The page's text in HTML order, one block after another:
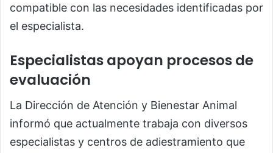
compatible con las necesidades identificadas por
el especialista.
Especialistas apoyan procesos de
evaluación
La Dirección de Atención y Bienestar Animal
informó que actualmente trabaja con diversos
especialistas y centros de adiestramiento que